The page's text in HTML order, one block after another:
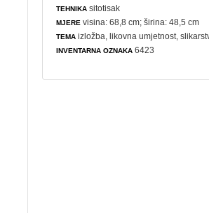
TEHNIKA sitotisak
MJERE visina: 68,8 cm; širina: 48,5 cm
TEMA izložba ,likovna umjetnost ,
INVENTARNA OZNAKA 6423